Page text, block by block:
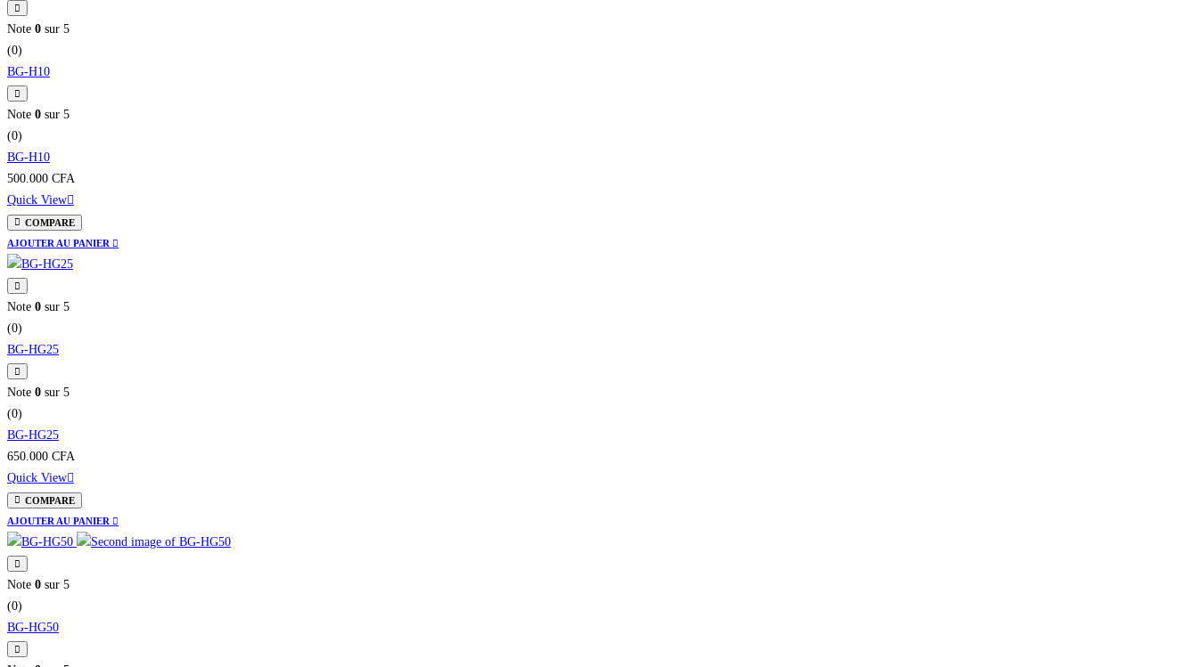
Note 0 sur 5
(0)
BG-H10
Note 0 sur 5
(0)
BG-H10
500.000 CFA
Quick View
COMPARE
AJOUTER AU PANIER
Note 0 sur 5
(0)
BG-HG25
Note 0 sur 5
(0)
BG-HG25
650.000 CFA
Quick View
COMPARE
AJOUTER AU PANIER
Note 0 sur 5
(0)
BG-HG50